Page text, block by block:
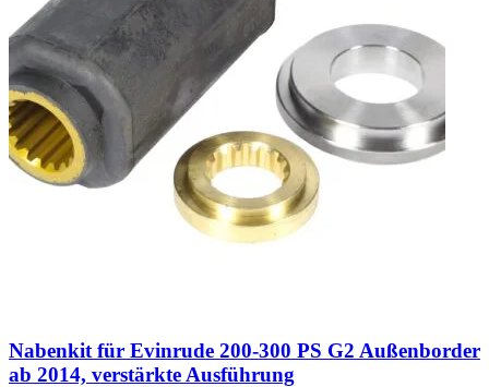
Nabenkit für Evinrude 200-300 PS G2 Außenborder
ab 2014, verstärkte Ausführung